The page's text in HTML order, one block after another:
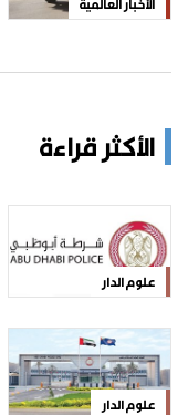
الأخبار العالمية
الأكثر قراءة
علوم الدار
علوم الدار